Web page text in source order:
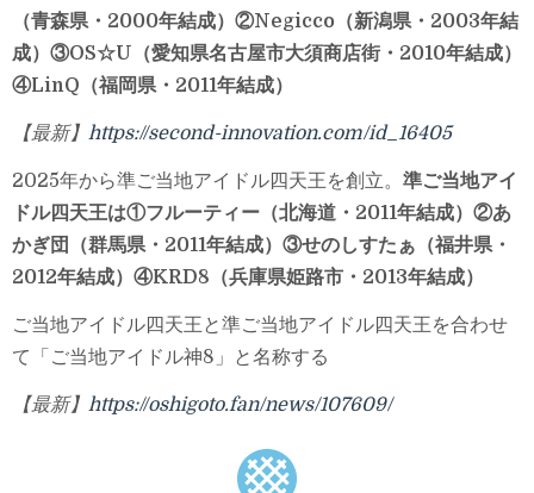
（青森県・2000年結成）②Negicco（新潟県・2003年結
成）③OS☆U（愛知県名古屋市大須商店街・2010年結成）
④LinQ（福岡県・2011年結成）
【最新】 https://second-innovation.com/id_16405
2025年から準ご当地アイドル四天王を創立。 準ご当地アイ
ドル四天王は①フルーティー（北海道・2011年結成）②あ
かぎ団（群馬県・2011年結成）③せのしすたぁ（福井県・
2012年結成）④KRD8（兵庫県姫路市・2013年結成）
ご当地アイドル四天王と準ご当地アイドル四天王を合わせ
て「ご当地アイドル神8」と名称する
【最新】 https://oshigoto.fan/news/107609/